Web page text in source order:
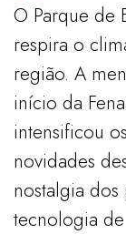
O Parque de
respira o
região. A
início da
intensificou
novidades
nostalgia
tecnologia